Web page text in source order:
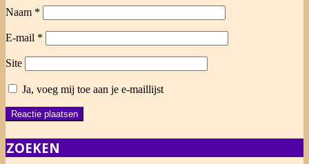
Naam *
E-mail *
Site
Ja, voeg mij toe aan je e-maillijst
ZOEKEN